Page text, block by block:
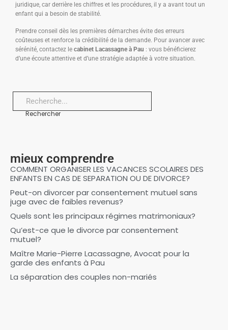
juridique, car derrière les chiffres et les procédures, il y a avant tout un
enfant qui a besoin de stabilité.
Prendre conseil dès les premières démarches évite des erreurs
coûteuses et renforce la crédibilité de la demande. Pour avancer avec
sérénité, contactez le cabinet Lacassagne à Pau : vous bénéficierez
d’une écoute attentive et d’une stratégie adaptée à votre situation.
Rechercher
mieux comprendre
COMMENT ORGANISER LES VACANCES SCOLAIRES DES
ENFANTS EN CAS DE SEPARATION OU DE DIVORCE?
Peut-on divorcer par consentement mutuel sans
juge avec de faibles revenus?
Quels sont les principaux régimes matrimoniaux?
Qu’est-ce que le divorce par consentement
mutuel?
Maître Marie-Pierre Lacassagne, Avocat pour la
garde des enfants à Pau
La séparation des couples non-mariés